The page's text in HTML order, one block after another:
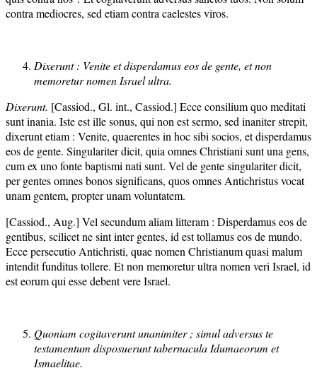
contra mediocres, sed etiam contra caelestes viros.
Dixerunt : Venite et disperdamus eos de gente, et non
memoretur nomen Israel ultra.
Dixerunt. [Cassiod., Gl. int., Cassiod.] Ecce consilium quo meditati
sunt inania. Iste est ille sonus, qui non est sermo, sed inaniter strepit,
dixerunt etiam : Venite, quaerentes in hoc sibi socios, et disperdamus
eos de gente. Singulariter dicit, quia omnes Christiani sunt una gens,
cum ex uno fonte baptismi nati sunt. Vel de gente singulariter dicit,
per gentes omnes bonos significans, quos omnes Antichristus vocat
unam gentem, propter unam voluntatem.
[Cassiod., Aug.] Vel secundum aliam litteram : Disperdamus eos de
gentibus, scilicet ne sint inter gentes, id est tollamus eos de mundo.
Ecce persecutio Antichristi, quae nomen Christianum quasi malum
intendit funditus tollere. Et non memoretur ultra nomen veri Israel, id
est eorum qui esse debent vere Israel.
Quoniam cogitaverunt unanimiter ; simul adversus te
testamentum disposuerunt tabernacula Idumaeorum et
Ismaelitae.